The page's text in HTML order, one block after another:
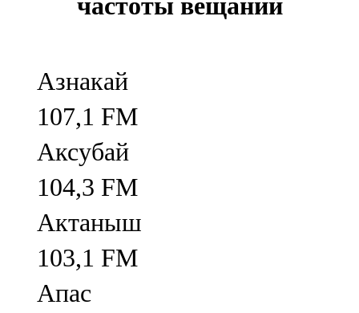
Азнакай
107,1 FM
Аксубай
104,3 FM
Актаныш
103,1 FM
Апас